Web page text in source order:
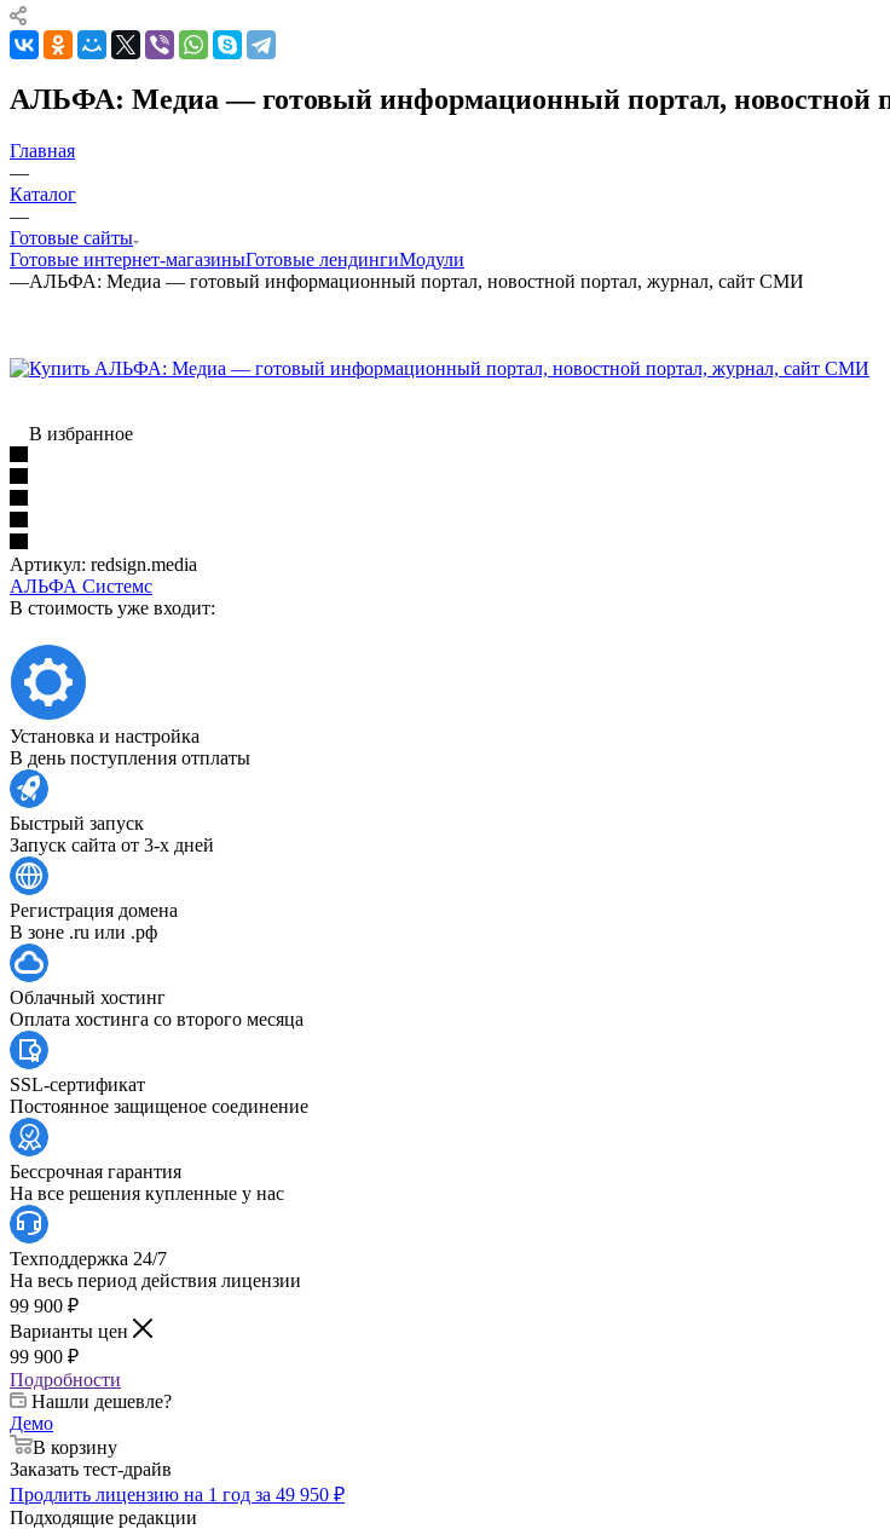
АЛЬФА: Медиа — готовый информационный портал, новостной
Главная
—
Каталог
—
Готовые сайты
Готовые интернет-магазиныГотовые лендингиМодули
—АЛЬФА: Медиа — готовый информационный портал, новостной портал, журнал, сайт СМИ
В избранное
Артикул: redsign.media
АЛЬФА Системс
В стоимость уже входит:
Установка и настройка
В день поступления отплаты
Быстрый запуск
Запуск сайта от 3-х дней
Регистрация домена
В зоне .ru или .рф
Облачный хостинг
Оплата хостинга со второго месяца
SSL-сертификат
Постоянное защищеное соединение
Бессрочная гарантия
На все решения купленные у нас
Техподдержка 24/7
На весь период действия лицензии
99 900 ₽
Варианты цен
99 900 ₽
Подробности
Нашли дешевле?
Демо
В корзину
Заказать тест-драйв
Продлить лицензию на 1 год за 49 950 ₽
Подходящие редакции